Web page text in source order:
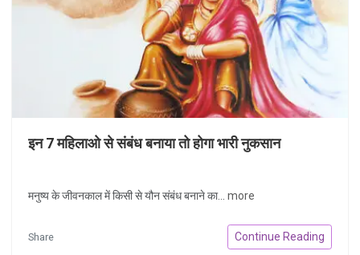
इन 7 महिलाओ से संबंध बनाया तो होगा भारी नुकसान
मनुष्य के जीवनकाल में किसी से यौन संबंध बनाने का... more
Share Continue Reading